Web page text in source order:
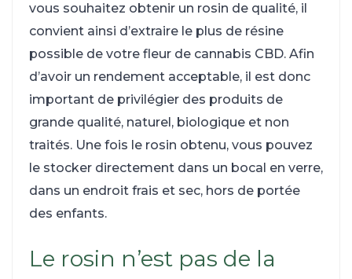
vous souhaitez obtenir un rosin de qualité, il
convient ainsi d’extraire le plus de résine
possible de votre fleur de cannabis CBD. Afin
d’avoir un rendement acceptable, il est donc
important de privilégier des produits de
grande qualité, naturel, biologique et non
traités. Une fois le rosin obtenu, vous pouvez
le stocker directement dans un bocal en verre,
dans un endroit frais et sec, hors de portée
des enfants.
Le rosin n’est pas de la